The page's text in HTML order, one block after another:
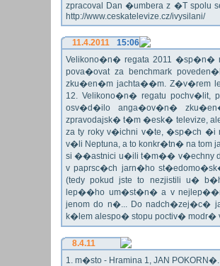
zpracoval Dan �umbera z �T spolu
http://www.ceskatelevize.cz/ivysilani/
11.4.2011
15:06
Velikono�n� regata 2011 �sp�n�
pova�ovat za benchmark
zku�en�m jachta��m. Z�v�rem
12. Velikono�n� regatu
osv�d�ilo anga�ov�n�
zpravodajsk� t�m �esk� televize,
za ty roky v�ichni v�te, �sp�ch
v�li Neptuna, a to konkr�tn� na tom
si ��astnici u�ili t�m�� v�echny
v paprsc�ch jarn�ho
(tedy pokud jste to nezjistili u�
lep��ho um�st�n� a v
jenom do n�... Do nadch�zej�c�
k�lem alespo� stopu poctiv�
8.4.11
1. m�sto - Hramina 1, JAN